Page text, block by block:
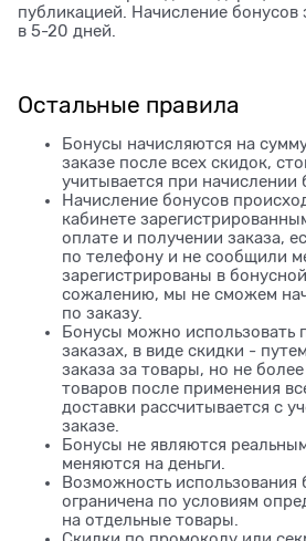
публикацией. Начисление бонусов
в 5-20 дней.
Остальные правила
Бонусы начисляются на
заказе после всех скидок,
учитывается при начислении
Начисление бонусов
кабинете
оплате и получении заказа,
по телефону и не сообщили
зарегистрированы в
сожалению, мы не сможем
по заказу.
Бонусы можно использовать
заказах, в виде скидки -
заказа за товары, но не
товаров после применения
доставки рассчитывается с
заказе.
Бонусы не являются
меняются на деньги.
Возможность использования
ограничена по условиям
на отдельные товары.